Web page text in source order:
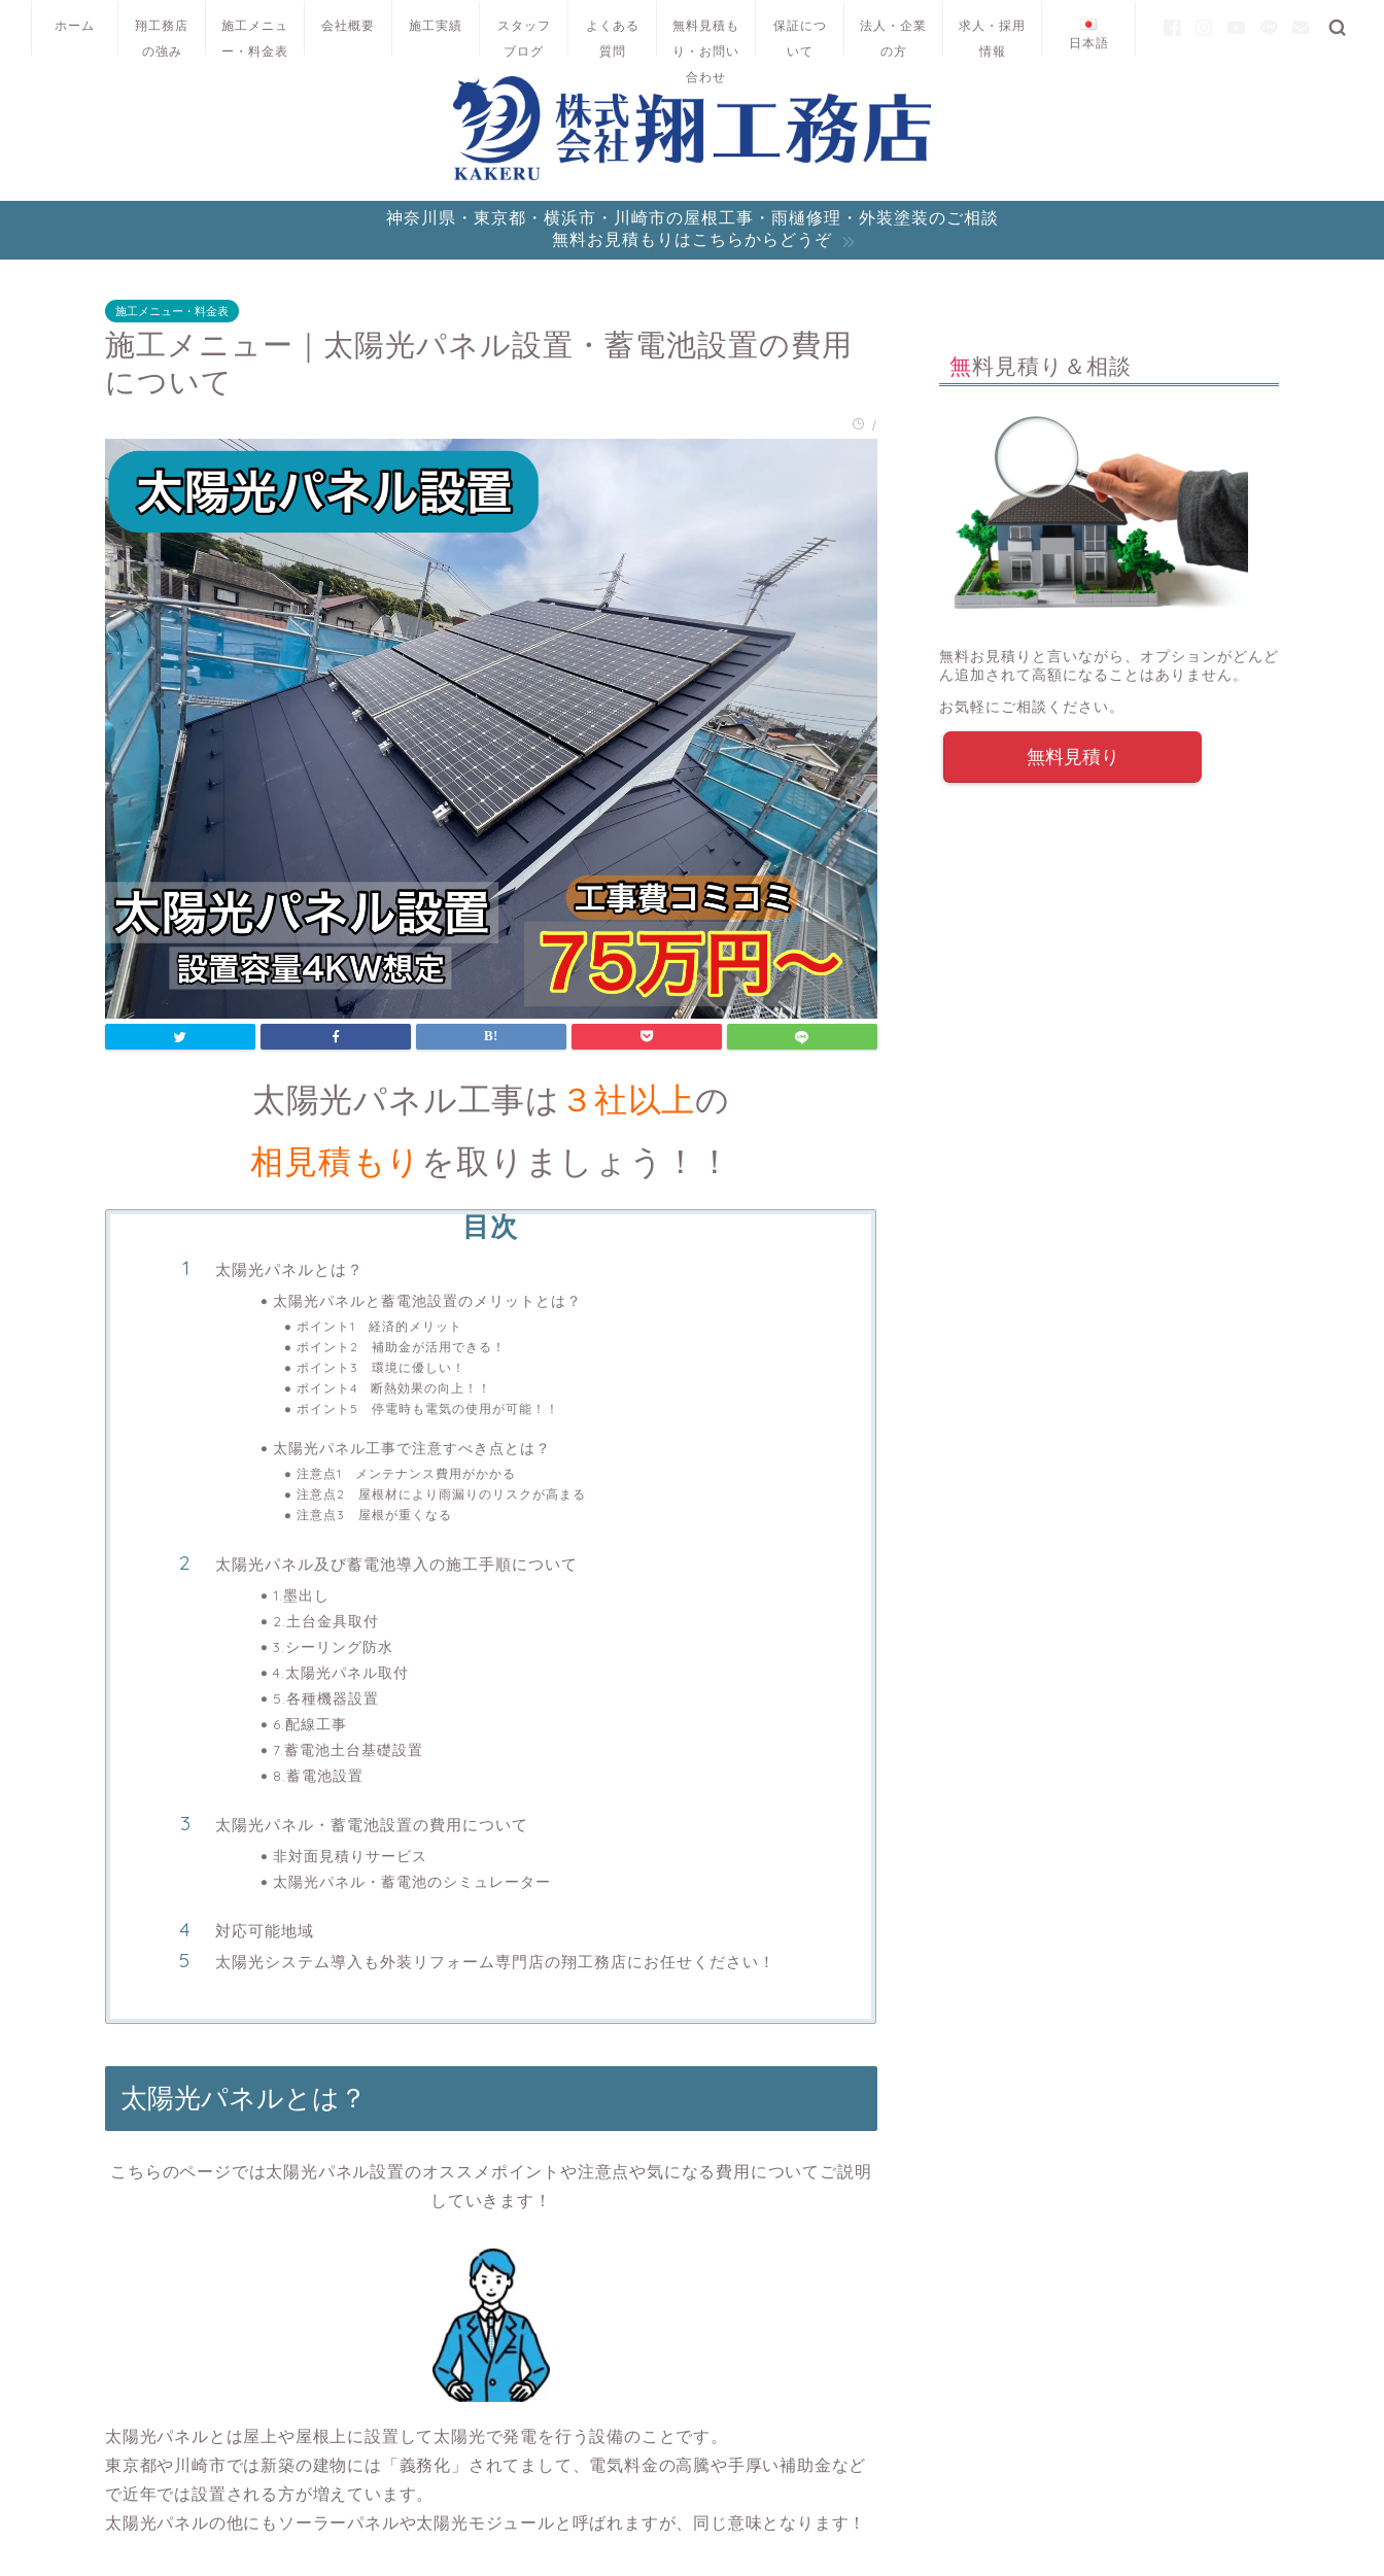
ホーム
翔工務店
の強み
施工メニュ
ー・料金表
会社概要 施工実績
スタッフ
ブログ
よくある
質問
無料見積も
り・お問い
合わせ
保証につ
いて
法人・企業
の方
求人・採用
情報
日本語
神奈川県・東京都・横浜市・川崎市の屋根工事・雨樋修理・外装塗装のご相談
無料お見積もりはこちらからどうぞ
施工メニュー・料金表
施工メニュー｜太陽光パネル設置・蓄電池設置の費用
について
/
太陽光パネル工事は ３社以上の
相見積もり を取りましょう！！
目次
太陽光パネルとは？
太陽光パネルと蓄電池設置のメリットとは？
ポイント1 経済的メリット
ポイント2 補助金が活用できる！
ポイント3 環境に優しい！
ポイント4 断熱効果の向上！！
ポイント5 停電時も電気の使用が可能！！
太陽光パネル工事で注意すべき点とは？
注意点1 メンテナンス費用がかかる
注意点2 屋根材により雨漏りのリスクが高まる
注意点3 屋根が重くなる
太陽光パネル及び蓄電池導入の施工手順について
1.墨出し
2.土台金具取付
3.シーリング防水
4.太陽光パネル取付
5.各種機器設置
6.配線工事
7.蓄電池土台基礎設置
8.蓄電池設置
太陽光パネル・蓄電池設置の費用について
非対面見積りサービス
太陽光パネル・蓄電池のシミュレーター
対応可能地域
太陽光システム導入も外装リフォーム専門店の翔工務店にお任せください！
太陽光パネルとは？
こちらのページでは太陽光パネル設置のオススメポイントや注意点や気になる費用についてご説明
していきます！
太陽光パネルとは屋上や屋根上に設置して太陽光で発電を行う設備のことです。
東京都や川崎市では新築の建物には「義務化」されてまして、電気料金の高騰や手厚い補助金など
で近年では設置される方が増えています。
太陽光パネルの他にもソーラーパネルや太陽光モジュールと呼ばれますが、同じ意味となります！
無料見積り＆相談
無料お見積りと言いながら、オプションがどんど
ん追加されて高額になることはありません。
お気軽にご相談ください。
無料見積り